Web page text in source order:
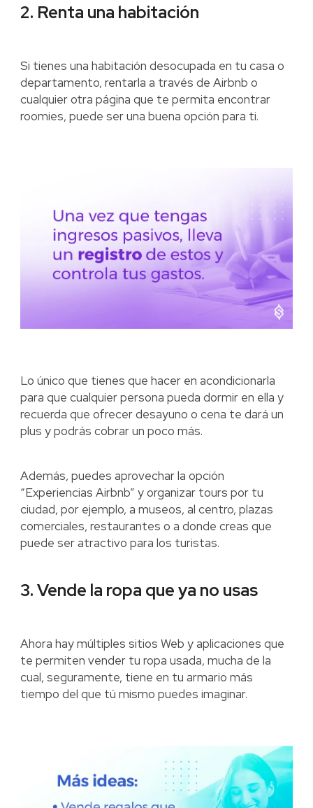
2. Renta una habitación
Si tienes una habitación desocupada en tu casa o
departamento, rentarla a través de Airbnb o
cualquier otra página que te permita encontrar
roomies, puede ser una buena opción para ti.
Lo único que tienes que hacer en acondicionarla
para que cualquier persona pueda dormir en ella y
recuerda que ofrecer desayuno o cena te dará un
plus y podrás cobrar un poco más.
Además, puedes aprovechar la opción
“Experiencias Airbnb” y organizar tours por tu
ciudad, por ejemplo, a museos, al centro, plazas
comerciales, restaurantes o a donde creas que
puede ser atractivo para los turistas.
3. Vende la ropa que ya no usas
Ahora hay múltiples sitios Web y aplicaciones que
te permiten vender tu ropa usada, mucha de la
cual, seguramente, tiene en tu armario más
tiempo del que tú mismo puedes imaginar.